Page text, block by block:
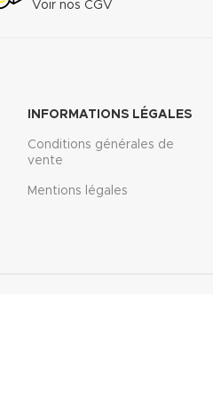
Voir nos CGV
INFORMATIONS LÉGALES
Conditions générales de
vente
Mentions légales